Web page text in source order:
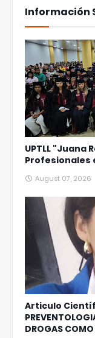
Información
UPTLL "Juana
Profesionales
August 07, 2026
Articulo
DROGAS